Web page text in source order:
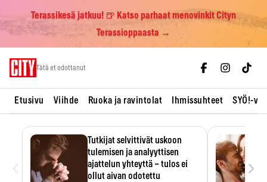
Terassikesä jatkuu! 🍺 Katso parhaat menovinkit Cityn
Terassioppaasta →
Tätä et odottanut
Etusivu Viihde Ruoka ja ravintolat Ihmissuhteet SYÖ!-
Tutkijat selvittivät uskoon
tulemisen ja analyyttisen
ajattelun yhteyttä – tulos ei
ollut aivan odotettu
›